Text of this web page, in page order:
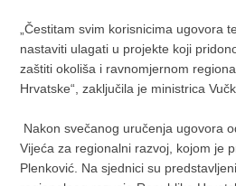
„Čestitam svim korisnicima ugovora
nastaviti ulagati u projekte koji
zaštiti okoliša i ravnomjernom
Hrvatske“, zaključila je ministrica
Nakon svečanog uručenja ugovora
Vijeća za regionalni razvoj, kojom je
Plenković. Na sjednici su